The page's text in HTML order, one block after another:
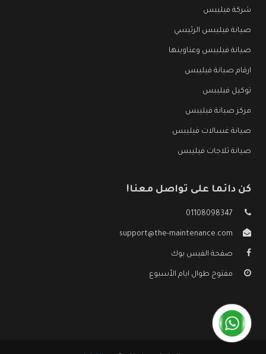
شركة فيليبس
صيانة فيليبس الرئيسي
صيانة فيليبس وعناوينها
ارقام صيانة فيليبس
توكيل فيليبس
مركز صيانة فيليبس
صيانة غسالات فيليبس
صيانة ثلاجات فيليبس
كن دائما على تواصل معنا!
01108098347
support@the-maintenance.com
صفحة الفيس بوك
مفتوح طوال ايام الأسبوع